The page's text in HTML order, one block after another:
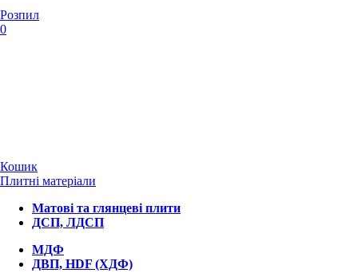
Розпил
0
Кошик
Плитні матеріали
Матові та глянцеві плити
ДСП, ЛДСП
МДФ
ДВП, HDF (ХДФ)